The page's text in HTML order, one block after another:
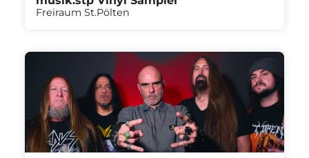
Freiraum St.Pölten